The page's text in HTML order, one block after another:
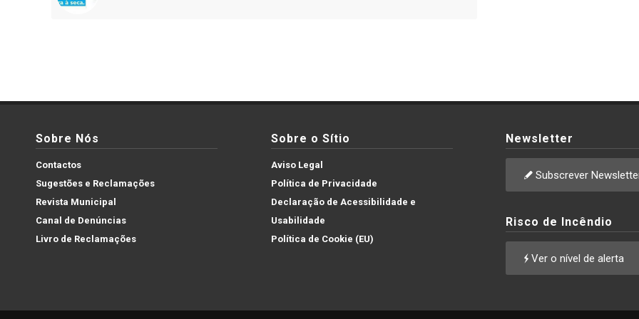
Sobre Nós
Contactos
Sugestões e Reclamações
Revista Municipal
Canal de Denúncias
Livro de Reclamações
Sobre o Sítio
Aviso Legal
Política de Privacidade
Declaração de Acessibilidade e
Usabilidade
Política de Cookie (EU)
Newsletter
Subscrever
Risco de Incêndio
Ver o nível de alerta